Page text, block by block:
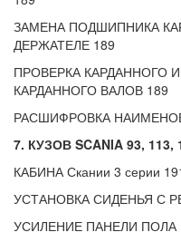
ЗАМЕНА ПОДШИПНИКА
ДЕРЖАТЕЛЕ 189
ПРОВЕРКА КАРДАННОГО
КАРДАННОГО ВАЛОВ 189
РАСШИФРОВКА
7. КУЗОВ SCANIA 93, 113,
КАБИНА Скании 3 серии
УСТАНОВКА СИДЕНЬЯ С
УСИЛЕНИЕ ПАНЕЛИ ПОЛА